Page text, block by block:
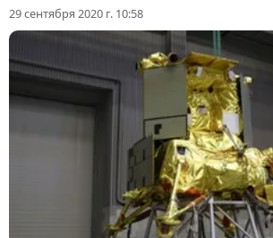
29 сентября 2020 г. 10:58